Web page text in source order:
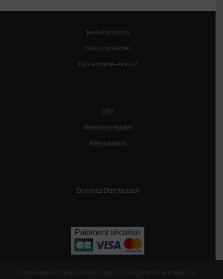
Jeux-Concours
Nous contacter
Qui sommes-nous ?
CGV
Mentions légales
Rétractation
Devenez Distributeur
Ce site web utilise des cookies pour vous garantir la meilleure